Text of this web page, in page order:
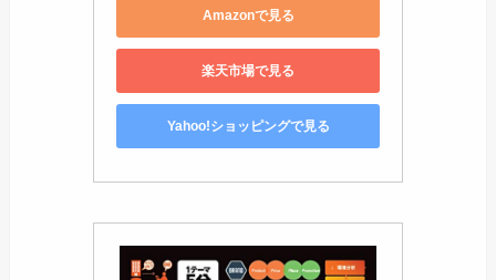
Amazonで見る
楽天市場で見る
Yahoo!ショッピングで見る